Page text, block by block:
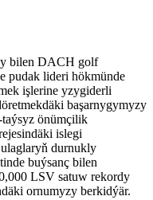
bilen DACH golf
pudak lideri hökmünde
işlerine yzygiderli
başarnygymyzy
önümçilik
islegi
durnukly
buýsanç bilen
LSV satuw rekordy
ornumyzy berkidýär.